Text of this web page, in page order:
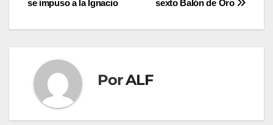
de
sexto Balón de Oro
se impuso a la Ignacio
PorALF